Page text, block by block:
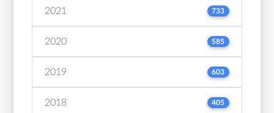
2021 733
2020 585
2019 603
2018 405